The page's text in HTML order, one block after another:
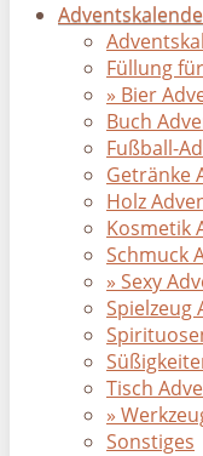
Füllung
» Bier
Buch
Fußball-
Getränke
Holz
Kosmetik
Schmuck
» Sexy
Spielzeug
Tisch
»
Sonstiges